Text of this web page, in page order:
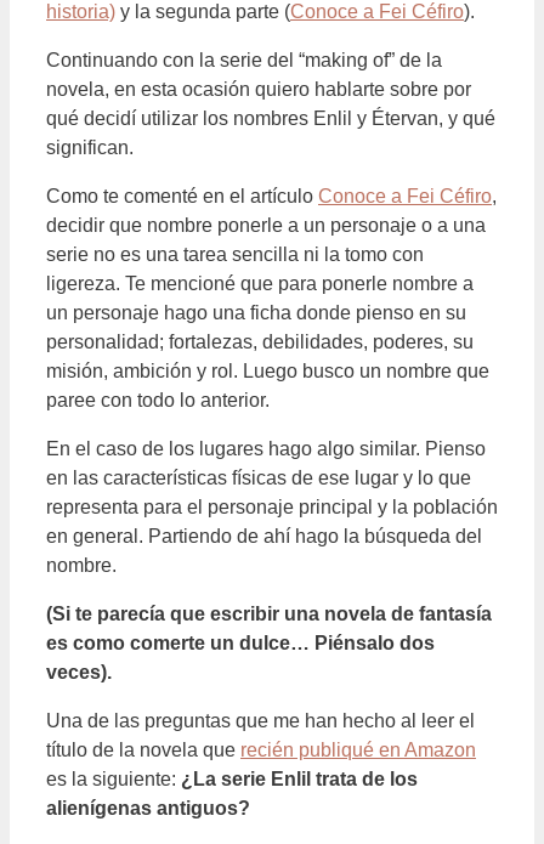
historia) y la segunda parte (Conoce a Fei Céfiro).
Continuando con la serie del “making of” de la
novela, en esta ocasión quiero hablarte sobre por
qué decidí utilizar los nombres Enlil y Étervan, y qué
significan.
Como te comenté en el artículo Conoce a Fei Céfiro,
decidir que nombre ponerle a un personaje o a una
serie no es una tarea sencilla ni la tomo con
ligereza. Te mencioné que para ponerle nombre a
un personaje hago una ficha donde pienso en su
personalidad; fortalezas, debilidades, poderes, su
misión, ambición y rol. Luego busco un nombre que
paree con todo lo anterior.
En el caso de los lugares hago algo similar. Pienso
en las características físicas de ese lugar y lo que
representa para el personaje principal y la población
en general. Partiendo de ahí hago la búsqueda del
nombre.
(Si te parecía que escribir una novela de fantasía
es como comerte un dulce… Piénsalo dos
veces).
Una de las preguntas que me han hecho al leer el
título de la novela que recién publiqué en Amazon
es la siguiente: ¿La serie Enlil trata de los
alienígenas antiguos?